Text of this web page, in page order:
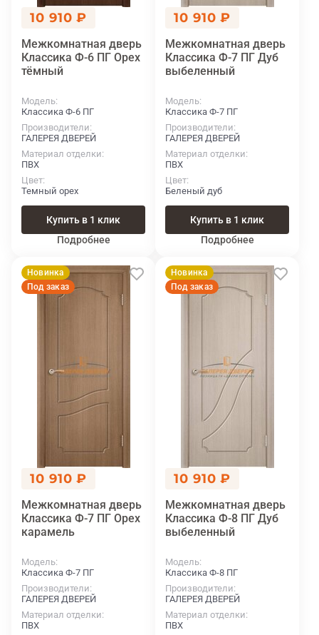
10 910 ₽
Межкомнатная дверь
Классика Ф-6 ПГ Орех
тёмный
Модель
Классика Ф-6 ПГ
Производители
ГАЛЕРЕЯ ДВЕРЕЙ
Материал отделки
ПВХ
Цвет
Темный орех
Купить в 1 клик
Подробнее
10 910 ₽
Межкомнатная дверь
Классика Ф-7 ПГ Дуб
выбеленный
Модель
Классика Ф-7 ПГ
Производители
ГАЛЕРЕЯ ДВЕРЕЙ
Материал отделки
ПВХ
Цвет
Беленый дуб
Купить в 1 клик
Подробнее
Новинка
Под заказ
10 910 ₽
Межкомнатная дверь
Классика Ф-7 ПГ Орех
карамель
Модель
Классика Ф-7 ПГ
Производители
ГАЛЕРЕЯ ДВЕРЕЙ
Материал отделки
ПВХ
Новинка
Под заказ
10 910 ₽
Межкомнатная дверь
Классика Ф-8 ПГ Дуб
выбеленный
Модель
Классика Ф-8 ПГ
Производители
ГАЛЕРЕЯ ДВЕРЕЙ
Материал отделки
ПВХ